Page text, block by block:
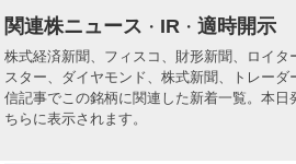
関連株ニュース ・ IR ・ 適時開示
株式経済新聞、フィスコ、財形新聞、ロイ
スター、ダイヤモンド、株式新聞、トレー
信記事でこの銘柄に関連した新着一覧。本日
ちらに表示されます。